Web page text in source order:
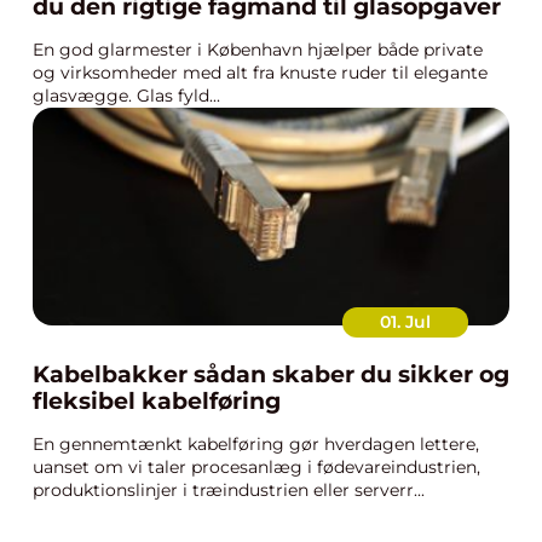
du den rigtige fagmand til glasopgaver
En god glarmester i København hjælper både private
og virksomheder med alt fra knuste ruder til elegante
glasvægge. Glas fyld...
01. Jul
Kabelbakker sådan skaber du sikker og
fleksibel kabelføring
En gennemtænkt kabelføring gør hverdagen lettere,
uanset om vi taler procesanlæg i fødevareindustrien,
produktionslinjer i træindustrien eller serverr...